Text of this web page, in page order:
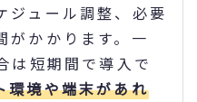
ジュール調整、必要
がかかります。一
は短期間で導入で
環境や端末があれ